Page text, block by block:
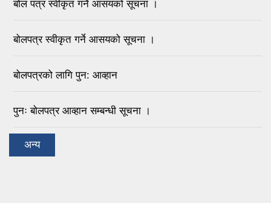
बोल पत्र स्वीकृत गर्ने आसयको सूचना ।
बोलपत्र स्वीकृत गर्ने आसयको सूचना ।
बोलपत्रको लागि पुन: आव्हान
पुनः बोलपत्र आव्हान सम्बन्धी सूचना ।
अन्य